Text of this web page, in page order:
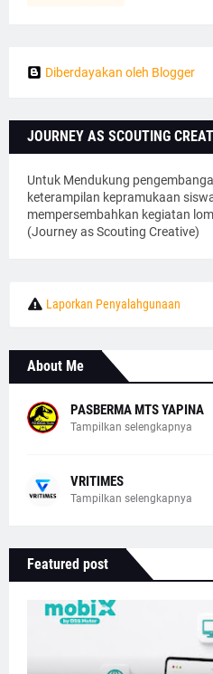
Diberdayakan oleh Blogger
JOURNEY AS SCOUTING
Untuk Mendukung
keterampilan kepramukaan
mempersembahkan kegiatan
(Journey as Scouting Creative)
Laporkan Penyalahgunaan
About Me
PASBERMA MTS YAPINA
Tampilkan selengkapnya
VRITIMES
Tampilkan selengkapnya
Featured post